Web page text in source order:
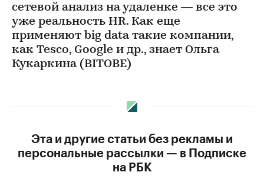
сетевой анализ на удаленке — все это
уже реальность HR. Как еще
применяют big data такие компании,
как Tesco, Google и др., знает Ольга
Кукаркина (BITOBE)
Эта и другие статьи без рекламы и
персональные рассылки — в Подписке
на РБК